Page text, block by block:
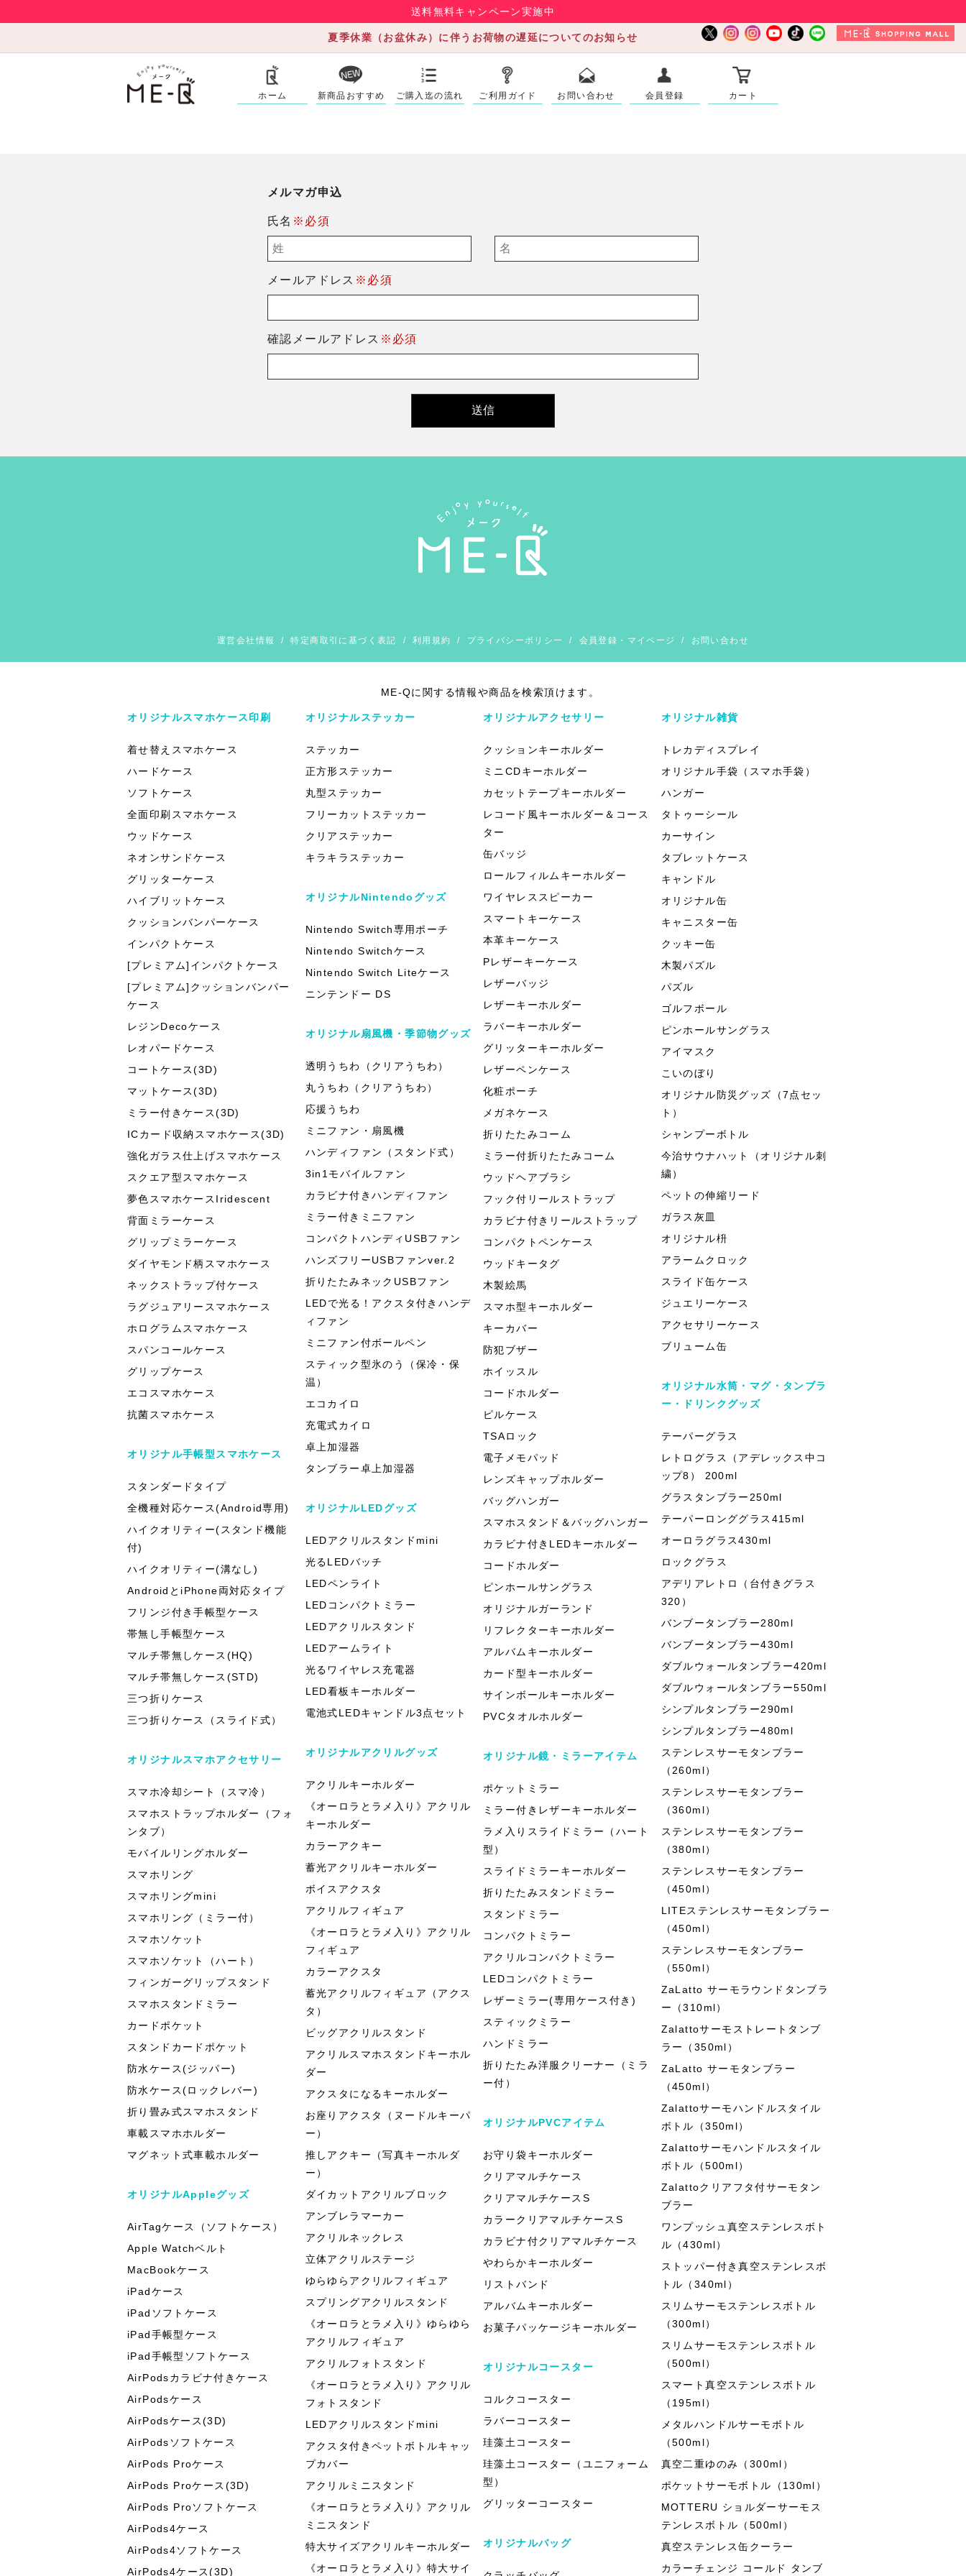
送料無料キャンペーン実施中
夏季休業（お盆休み）に伴うお荷物の遅延についてのお知らせ
ホーム 新商品おすすめ ご購入迄の流れ ご利用ガイド お問い合わせ 会員登録 カート
メルマガ申込
氏名 ※必須
メールアドレス ※必須
確認メールアドレス ※必須
運営会社情報 /特定商取引に基づく表記 / 利用規約 / プライバシーポリシー / 会員登録・マイページ / お問い合わせ
ME-Qに関する情報や商品を検索頂けます。
オリジナルスマホケース印刷
着せ替えスマホケース
ハードケース
ソフトケース
全面印刷スマホケース
ウッドケース
ネオンサンドケース
グリッターケース
ハイブリットケース
クッションバンパーケース
インパクトケース
[プレミアム]インパクトケース
[プレミアム]クッションバンパー
ケース
レジンDecoケース
レオパードケース
コートケース(3D)
マットケース(3D)
ミラー付きケース(3D)
ICカード収納スマホケース(3D)
強化ガラス仕上げスマホケース
スクエア型スマホケース
夢色スマホケースIridescent
背面ミラーケース
グリップミラーケース
ダイヤモンド柄スマホケース
ネックストラップ付ケース
ラグジュアリースマホケース
ホログラムスマホケース
スパンコールケース
グリップケース
エコスマホケース
抗菌スマホケース
オリジナル手帳型スマホケース
スタンダードタイプ
全機種対応ケース(Android専用)
ハイクオリティー(スタンド機能
付)
ハイクオリティー(溝なし)
AndroidとiPhone両対応タイプ
フリンジ付き手帳型ケース
帯無し手帳型ケース
マルチ帯無しケース(HQ)
マルチ帯無しケース(STD)
三つ折りケース
三つ折りケース（スライド式）
オリジナルスマホアクセサリー
スマホ冷却シート（スマ冷）
スマホストラップホルダー（フォ
ンタブ）
モバイルリングホルダー
スマホリング
スマホリングmini
スマホリング（ミラー付）
スマホソケット
スマホソケット（ハート）
フィンガーグリップスタンド
スマホスタンドミラー
カードポケット
スタンドカードポケット
防水ケース(ジッパー)
防水ケース(ロックレバー)
折り畳み式スマホスタンド
車載スマホホルダー
マグネット式車載ホルダー
オリジナルAppleグッズ
AirTagケース（ソフトケース）
Apple Watchベルト
MacBookケース
iPadケース
iPadソフトケース
iPad手帳型ケース
iPad手帳型ソフトケース
AirPodsカラビナ付きケース
AirPodsケース
AirPodsケース(3D)
AirPodsソフトケース
AirPods Proケース
AirPods Proケース(3D)
AirPods Proソフトケース
AirPods4ケース
AirPods4ソフトケース
AirPods4ケース(3D)
オリジナルステッカー
ステッカー
正方形ステッカー
丸型ステッカー
フリーカットステッカー
クリアステッカー
キラキラステッカー
オリジナルNintendoグッズ
Nintendo Switch専用ポーチ
Nintendo Switchケース
Nintendo Switch Liteケース
ニンテンドー DS
オリジナル扇風機・季節物グッズ
透明うちわ（クリアうちわ）
丸うちわ（クリアうちわ）
応援うちわ
ミニファン・扇風機
ハンディファン（スタンド式）
3in1モバイルファン
カラビナ付きハンディファン
ミラー付きミニファン
コンパクトハンディUSBファン
ハンズフリーUSBファンver.2
折りたたみネックUSBファン
LEDで光る！アクスタ付きハンデ
ィファン
ミニファン付ボールペン
スティック型氷のう（保冷・保
温）
エコカイロ
充電式カイロ
卓上加湿器
タンブラー卓上加湿器
オリジナルLEDグッズ
LEDアクリルスタンドmini
光るLEDバッチ
LEDペンライト
LEDコンパクトミラー
LEDアクリルスタンド
LEDアームライト
光るワイヤレス充電器
LED看板キーホルダー
電池式LEDキャンドル3点セット
オリジナルアクリルグッズ
アクリルキーホルダー
《オーロラとラメ入り》アクリル
キーホルダー
カラーアクキー
蓄光アクリルキーホルダー
ボイスアクスタ
アクリルフィギュア
《オーロラとラメ入り》アクリル
フィギュア
カラーアクスタ
蓄光アクリルフィギュア（アクス
タ）
ビッグアクリルスタンド
アクリルスマホスタンドキーホル
ダー
アクスタになるキーホルダー
お座りアクスタ（ヌードルキーパ
ー）
推しアクキー（写真キーホルダ
ー）
ダイカットアクリルブロック
アンブレラマーカー
アクリルネックレス
立体アクリルステージ
ゆらゆらアクリルフィギュア
スプリングアクリルスタンド
《オーロラとラメ入り》ゆらゆら
アクリルフィギュア
アクリルフォトスタンド
《オーロラとラメ入り》アクリル
フォトスタンド
LEDアクリルスタンドmini
アクスタ付きペットボトルキャッ
プカバー
アクリルミニスタンド
《オーロラとラメ入り》アクリル
ミニスタンド
特大サイズアクリルキーホルダー
《オーロラとラメ入り》特大サイ
オリジナルアクセサリー
クッションキーホルダー
ミニCDキーホルダー
カセットテープキーホルダー
レコード風キーホルダー＆コース
ター
缶バッジ
ロールフィルムキーホルダー
ワイヤレススピーカー
スマートキーケース
本革キーケース
Pレザーキーケース
レザーバッジ
レザーキーホルダー
ラバーキーホルダー
グリッターキーホルダー
レザーペンケース
化粧ポーチ
メガネケース
折りたたみコーム
ミラー付折りたたみコーム
ウッドヘアブラシ
フック付リールストラップ
カラビナ付きリールストラップ
コンパクトペンケース
ウッドキータグ
木製絵馬
スマホ型キーホルダー
キーカバー
防犯ブザー
ホイッスル
コードホルダー
ピルケース
TSAロック
電子メモパッド
レンズキャップホルダー
バッグハンガー
スマホスタンド＆バッグハンガー
カラビナ付きLEDキーホルダー
コードホルダー
ピンホールサングラス
オリジナルガーランド
リフレクターキーホルダー
アルバムキーホルダー
カード型キーホルダー
サインボールキーホルダー
PVCタオルホルダー
オリジナル鏡・ミラーアイテム
ポケットミラー
ミラー付きレザーキーホルダー
ラメ入りスライドミラー（ハート
型）
スライドミラーキーホルダー
折りたたみスタンドミラー
スタンドミラー
コンパクトミラー
アクリルコンパクトミラー
LEDコンパクトミラー
レザーミラー(専用ケース付き)
スティックミラー
ハンドミラー
折りたたみ洋服クリーナー（ミラ
ー付）
オリジナルPVCアイテム
お守り袋キーホルダー
クリアマルチケース
クリアマルチケースS
カラークリアマルチケースS
カラビナ付クリアマルチケース
やわらかキーホルダー
リストバンド
アルバムキーホルダー
お菓子パッケージキーホルダー
オリジナルコースター
コルクコースター
ラバーコースター
珪藻土コースター
珪藻土コースター（ユニフォーム
型）
グリッターコースター
オリジナルバッグ
オリジナル雑貨
トレカディスプレイ
オリジナル手袋（スマホ手袋）
ハンガー
タトゥーシール
カーサイン
タブレットケース
キャンドル
オリジナル缶
キャニスター缶
クッキー缶
木製パズル
パズル
ゴルフボール
ピンホールサングラス
アイマスク
こいのぼり
オリジナル防災グッズ（7点セッ
ト）
シャンプーボトル
今治サウナハット（オリジナル刺
繍）
ペットの伸縮リード
ガラス灰皿
オリジナル枡
アラームクロック
スライド缶ケース
ジュエリーケース
アクセサリーケース
ブリューム缶
オリジナル水筒・マグ・タンブラ
ー・ドリンクグッズ
テーパーグラス
レトログラス（アデレックス中コ
ップ8） 200ml
グラスタンブラー250ml
テーパーロンググラス415ml
オーロラグラス430ml
ロックグラス
アデリアレトロ（台付きグラス
320）
バンブータンブラー280ml
バンブータンブラー430ml
ダブルウォールタンブラー420ml
ダブルウォールタンブラー550ml
シンプルタンブラー290ml
シンプルタンブラー480ml
ステンレスサーモタンブラー
（260ml）
ステンレスサーモタンブラー
（360ml）
ステンレスサーモタンブラー
（380ml）
ステンレスサーモタンブラー
（450ml）
LITEステンレスサーモタンブラー
（450ml）
ステンレスサーモタンブラー
（550ml）
ZaLatto サーモラウンドタンブラ
ー（310ml）
Zalattoサーモストレートタンブ
ラー（350ml）
ZaLatto サーモタンブラー
（450ml）
Zalattoサーモハンドルスタイル
ボトル（350ml）
Zalattoサーモハンドルスタイル
ボトル（500ml）
Zalattoクリアフタ付サーモタン
ブラー
ワンプッシュ真空ステンレスボト
ル（430ml）
ストッパー付き真空ステンレスボ
トル（340ml）
スリムサーモステンレスボトル
（300ml）
スリムサーモステンレスボトル
（500ml）
スマート真空ステンレスボトル
（195ml）
メタルハンドルサーモボトル
（500ml）
真空二重ゆのみ（300ml）
ポケットサーモボトル（130ml）
MOTTERU ショルダーサーモス
テンレスボトル（500ml）
真空ステンレス缶クーラー
カラーチェンジ コールド タンブ